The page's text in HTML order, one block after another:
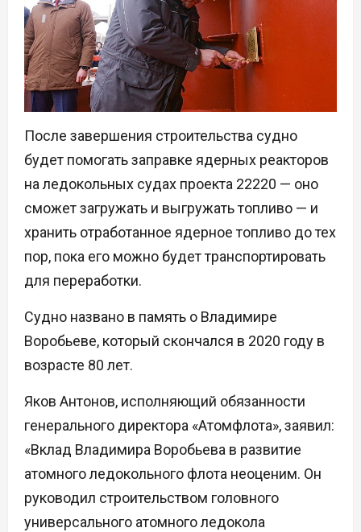
После завершения строительства судно
будет помогать заправке ядерных реакторов
на ледокольных судах проекта 22220 — оно
сможет загружать и выгружать топливо — и
хранить отработанное ядерное топливо до тех
пор, пока его можно будет транспортировать
для переработки.
Судно названо в память о Владимире
Воробьеве, который скончался в 2020 году в
возрасте 80 лет.
Яков Антонов, исполняющий обязанности
генерального директора «Атомфлота», заявил:
«Вклад Владимира Воробьева в развитие
атомного ледокольного флота неоценим. Он
руководил строительством головного
универсального атомного ледокола